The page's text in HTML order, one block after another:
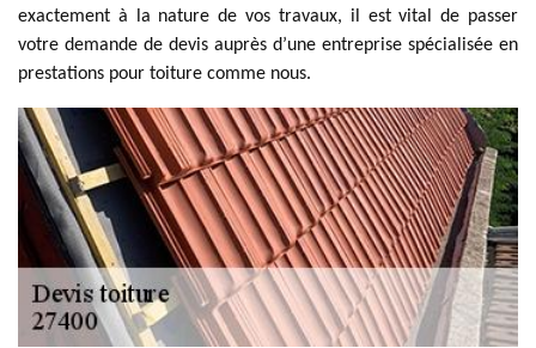
exactement à la nature de vos travaux, il est vital de passer
votre demande de devis auprès d’une entreprise spécialisée en
prestations pour toiture comme nous.